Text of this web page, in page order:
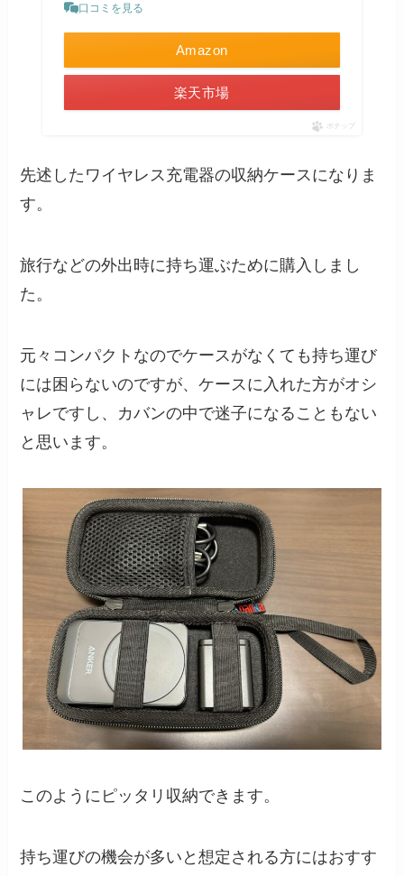
口コミを見る
Amazon
楽天市場
ポチップ
先述したワイヤレス充電器の収納ケースになりま
す。
旅行などの外出時に持ち運ぶために購入しまし
た。
元々コンパクトなのでケースがなくても持ち運び
には困らないのですが、ケースに入れた方がオシ
ャレですし、カバンの中で迷子になることもない
と思います。
このようにピッタリ収納できます。
持ち運びの機会が多いと想定される方にはおすす